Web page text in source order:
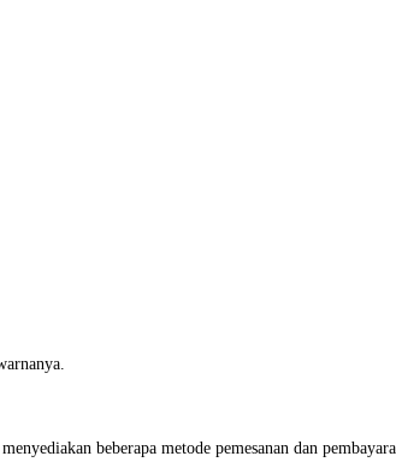
beberapa metode pemesanan dan